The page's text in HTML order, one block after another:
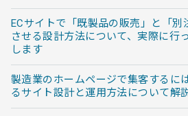
ECサイトで「既製品の販売」と「別
させる設計方法について、実際に行
します
製造業のホームページで集客するに
るサイト設計と運用方法について解